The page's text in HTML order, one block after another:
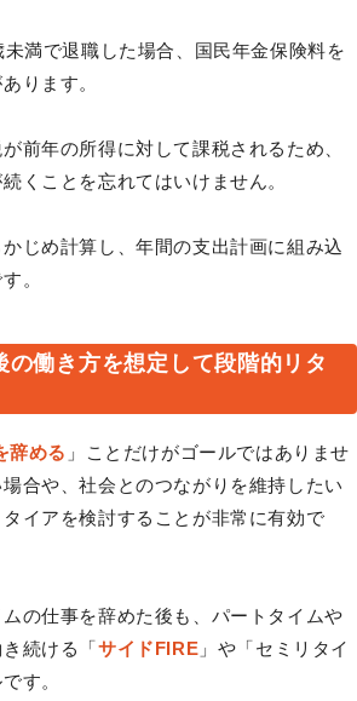
満で退職した場合、国民年金保険料を
ります。
前年の所得に対して課税されるため、
くことを忘れてはいけません。
じめ計算し、年間の支出計画に組み込
。
働き方を想定して段階的リタ
辞める 」ことだけがゴールではありませ
合や、社会とのつながりを維持したい
イアを検討することが非常に有効で
の仕事を辞めた後も、パートタイムや
続ける「サイドFIRE 」や「セミリタイ
す。